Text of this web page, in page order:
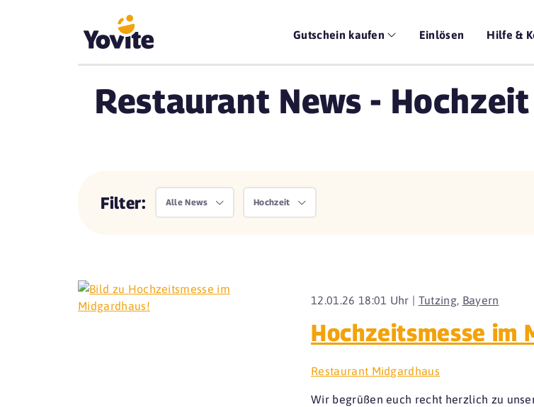
Gutschein kaufen Einlösen Hilfe &
Restaurant News - Hochzeit
Filter: Alle News Hochzeit
12.01.26 18:01 Uhr | Tutzing, Bayern
Hochzeitsmesse im
Restaurant Midgardhaus
Wir begrüßen euch recht herzlich zu